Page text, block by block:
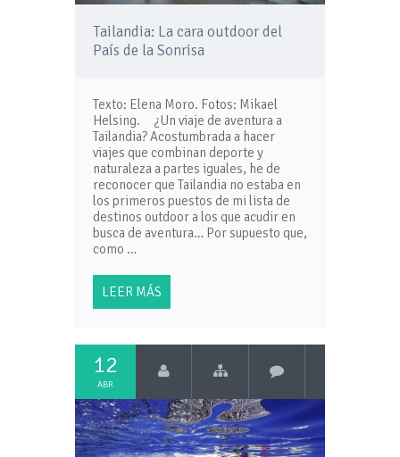
Tailandia: La cara outdoor del
País de la Sonrisa
Texto: Elena Moro. Fotos: Mikael
Helsing. ¿Un viaje de aventura a
Tailandia? Acostumbrada a hacer
viajes que combinan deporte y
naturaleza a partes iguales, he de
reconocer que Tailandia no estaba en
los primeros puestos de mi lista de
destinos outdoor a los que acudir en
busca de aventura… Por supuesto que,
como …
LEER MÁS
12
ABR